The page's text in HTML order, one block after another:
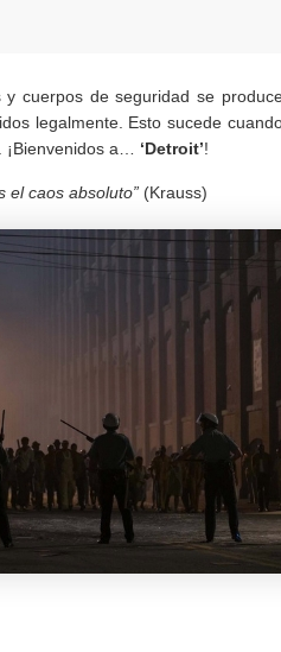
cuerpos de seguridad se
legalmente. Esto sucede
a… ‘Detroit’!
el caos absoluto” (Krauss)